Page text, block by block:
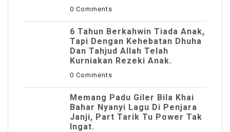
0 Comments
6 Tahun Berkahwin Tiada Anak,
Tapi Dengan Kehebatan Dhuha
Dan Tahjud Allah Telah
Kurniakan Rezeki Anak.
0 Comments
Memang Padu Giler Bila Khai
Bahar Nyanyi Lagu Di Penjara
Janji, Part Tarik Tu Power Tak
Ingat.